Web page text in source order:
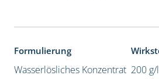
Formulierung
Wasserlösliches Konzentrat 200